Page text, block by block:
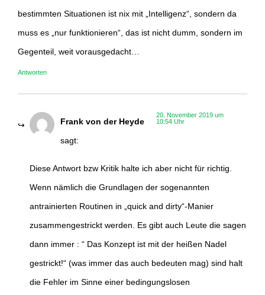
bestimmten Situationen ist nix mit „Intelligenz“, sondern da
muss es „nur funktionieren“, das ist nicht dumm, sondern im
Gegenteil, weit vorausgedacht…
Antworten
Frank von der Heyde
sagt:
20. November 2019 um
10:54 Uhr
Diese Antwort bzw Kritik halte ich aber nicht für richtig.
Wenn nämlich die Grundlagen der sogenannten
antrainierten Routinen in „quick and dirty“-Manier
zusammengestrickt werden. Es gibt auch Leute die sagen
dann immer : “ Das Konzept ist mit der heißen Nadel
gestrickt!“ (was immer das auch bedeuten mag) sind halt
die Fehler im Sinne einer bedingungslosen